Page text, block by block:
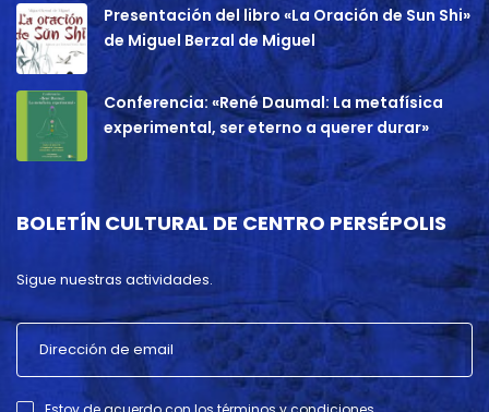
Presentación del libro «La Oración de Sun Shi»
de Miguel Berzal de Miguel
Conferencia: «René Daumal: La metafísica
experimental, ser eterno a querer durar»
BOLETÍN CULTURAL DE CENTRO PERSÉPOLIS
Sigue nuestras actividades.